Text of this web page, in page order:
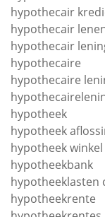
hypothecair
hypothecair
hypothecair
hypothecaire
hypothecaire
hypotheek
hypotheek
hypotheek winkel
hypotheekbank
hypotheeklasten
hypotheekrente